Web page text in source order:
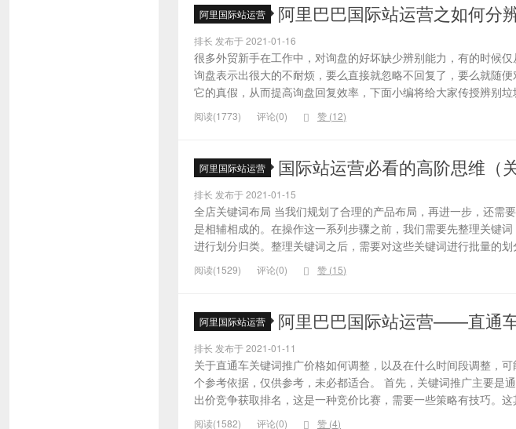
阿里国际站运营 阿里巴巴国际站运营之如何分
排长 发布于 2021-01-16
很多外贸新手在工作中，对询盘的好坏缺少辨别能力，有的时候
询盘表示出很大的不耐烦，要么直接就忽略不回复了，要么就随
它的真假，从而提高询盘回复效率，下面小编将给大家传授辨别
阅读(1773) 评论(0) 赞 (12)
阿里国际站运营 国际站运营必看的高阶思维（
排长 发布于 2021-01-15
全店关键词布局 当我们规划了合理的产品布局，再进一步，还需
是相辅相成的。在操作这一系列步骤之前，我们需要先整理关键
进行划分归类。整理关键词之后，需要对这些关键词进行批量的
阅读(1529) 评论(0) 赞 (15)
阿里国际站运营 阿里巴巴国际站运营——直通
排长 发布于 2021-01-11
关于直通车关键词推广价格如何调整，以及在什么时间段调整，
个参考依据，仅供参考，未必都适合。 首先，关键词推广主要是
出价竞争获取排名，这是一种竞价比赛，需要一些策略有技巧。
阅读(1582) 评论(0) 赞 (4)